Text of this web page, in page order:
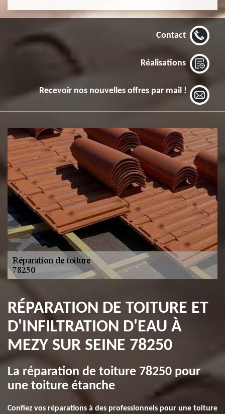
Contact
Réalisations
Recevoir nos nouvelles offres par mail !
RÉPARATION DE TOITURE ET
D'INFILTRATION D'EAU À
MEZY SUR SEINE 78250
La réparation de toiture 78250 pour
une toiture étanche
Confiez vos réparations à des professionnels pour une toiture